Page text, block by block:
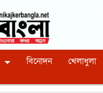
বিনোদন খেলাধুলা